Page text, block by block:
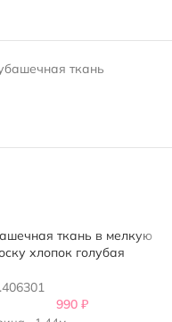
ткань
ткань в мелкую
хлопок голубая
990 ₽